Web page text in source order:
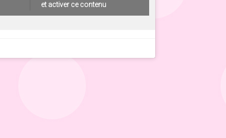
et activer ce contenu